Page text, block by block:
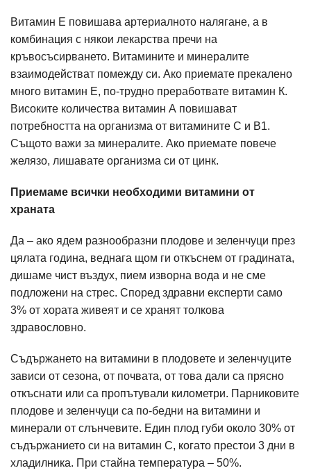
Витамин Е повишава артериалното налягане, а в
комбинация с някои лекарства пречи на
кръвосъсирването. Витамините и минералите
взаимодействат помежду си. Ако приемате прекалено
много витамин Е, по-трудно преработвате витамин К.
Високите количества витамин А повишават
потребността на организма от витамините С и В1.
Същото важи за минералите. Ако приемате повече
желязо, лишавате организма си от цинк.
Приемаме всички необходими витамини от
храната
Да – ако ядем разнообразни плодове и зеленчуци през
цялата година, веднага щом ги откъснем от градината,
дишаме чист въздух, пием изворна вода и не сме
подложени на стрес. Според здравни експерти само
3% от хората живеят и се хранят толкова
здравословно.
Съдържането на витамини в плодовете и зеленчуците
зависи от сезона, от почвата, от това дали са прясно
откъснати или са пропътували километри. Парниковите
плодове и зеленчуци са по-бедни на витамини и
минерали от слънчевите. Един плод губи около 30% от
съдържанието си на витамин С, когато престои 3 дни в
хладилника. При стайна температура – 50%.